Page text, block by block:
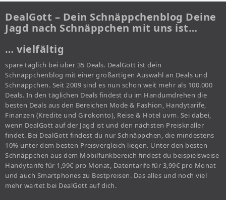
DealGott – Dein Schnäppchenblog Deine
Jagd nach Schnäppchen mit uns ist…
… vielfältig
spare täglich bei über 35 Deals. DealGott ist dein
Schnäppchenblog mit einer großartigen Auswahl an Deals und
Schnäppchen. Seit 2009 sind es nun schon weit mehr als 100.000
Deals. In den täglichen Deals findest du im Handumdrehen die
besten Deals aus den Bereichen Mode & Fashion, Handytarife,
Finanzen (Kredite und Girokonto), Reise & Hotel uvm. Sei dabei,
wenn DealGott auf der Jagd ist und den nächsten Preisknaller
findet. Bei DealGott findest du nur Schnäppchen, die mindestens
10% unter dem besten Preisvergleich liegen. Unter den besten
Schnäppchen aus dem Mobilfunkbereich findest du beispielsweise
Handytarife für 1,99€ pro Monat, Datentarife für 3,99€ pro Monat
und auch Smartphones zu Bestpreisen. Das alles und noch viel
mehr wartet bei DealGott auf dich.